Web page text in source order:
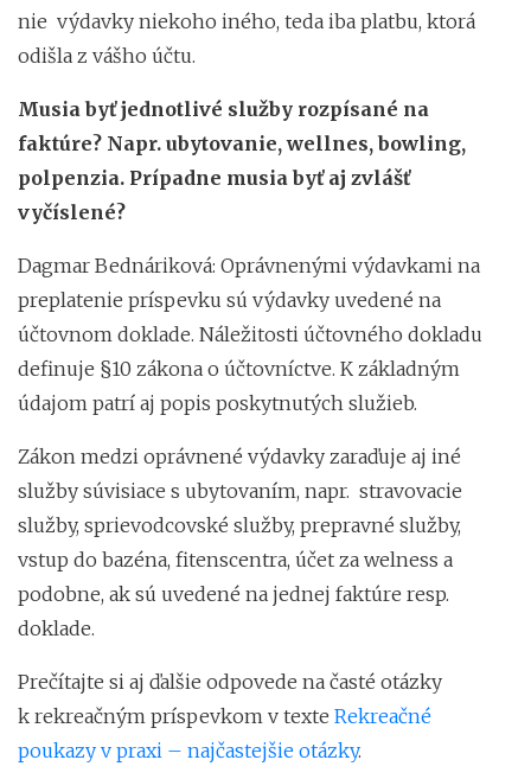
nie výdavky niekoho iného, teda iba platbu, ktorá
odišla z vášho účtu.
Musia byť jednotlivé služby rozpísané na
faktúre? Napr. ubytovanie, wellnes, bowling,
polpenzia. Prípadne musia byť aj zvlášť
vyčíslené?
Dagmar Bednáriková: Oprávnenými výdavkami na
preplatenie príspevku sú výdavky uvedené na
účtovnom doklade. Náležitosti účtovného dokladu
definuje §10 zákona o účtovníctve. K základným
údajom patrí aj popis poskytnutých služieb.
Zákon medzi oprávnené výdavky zaraďuje aj iné
služby súvisiace s ubytovaním, napr. stravovacie
služby, sprievodcovské služby, prepravné služby,
vstup do bazéna, fitenscentra, účet za welness a
podobne, ak sú uvedené na jednej faktúre resp.
doklade.
Prečítajte si aj ďalšie odpovede na časté otázky
k rekreačným príspevkom v texte Rekreačné
poukazy v praxi – najčastejšie otázky.